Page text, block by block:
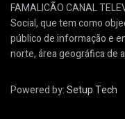
FAMALICÃO CANAL
Social, que tem como
público de informação e
norte, área geográfica de
Powered by:Setup Tech